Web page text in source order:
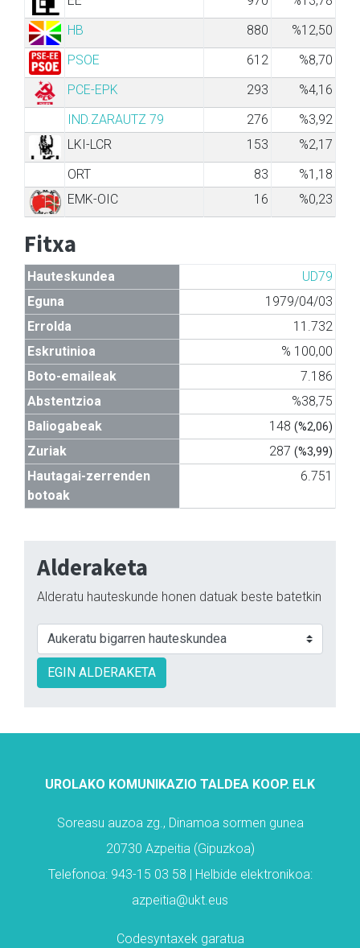
HB
880
%12,50
PSOE
612
%8,70
PCE-EPK
293
%4,16
IND.ZARAUTZ 79
276
%3,92
LKI-LCR
153
%2,17
ORT
83
%1,18
EMK-OIC
16 %0,23
Fitxa
Hauteskundea
UD79
Eguna
1979/04/03
Errolda
11.732
Eskrutinioa
% 100,00
Boto-emaileak
7.186
Abstentzioa
%38,75
Baliogabeak
148 (%2,06)
Zuriak 287 (%3,99)
Hautagai-zerrenden
botoak
6.751
Alderaketa
Alderatu hauteskunde honen datuak beste batetkin
EGIN ALDERAKETA
UROLAKO KOMUNIKAZIO TALDEA KOOP. ELK
Soreasu auzoa zg., Dinamoa sormen gunea
20730 Azpeitia (Gipuzkoa)
Telefonoa: 943-15 03 58 | Helbide elektronikoa:
azpeitia@ukt.eus
Codesyntaxek garatua